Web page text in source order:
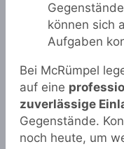
können sich
Aufgaben
Bei McRümpel
auf eine
zuverlässige
Gegenstände.
noch heute, um